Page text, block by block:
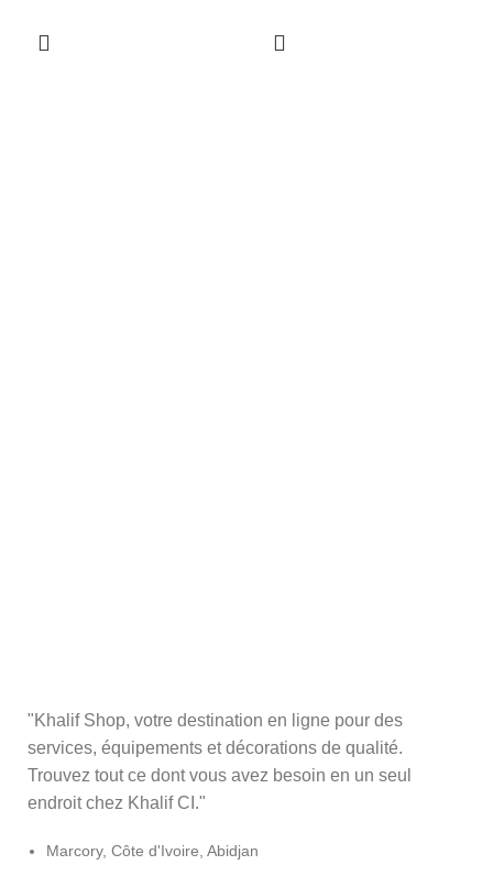
"Khalif Shop, votre destination en ligne pour des
services, équipements et décorations de qualité.
Trouvez tout ce dont vous avez besoin en un seul
endroit chez Khalif CI."
Marcory, Côte d'Ivoire, Abidjan